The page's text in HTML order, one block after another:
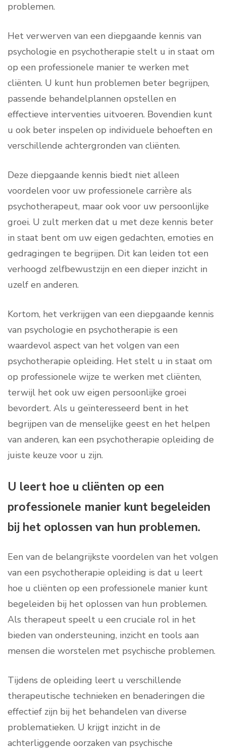
problemen.
Het verwerven van een diepgaande kennis van
psychologie en psychotherapie stelt u in staat om
op een professionele manier te werken met
cliënten. U kunt hun problemen beter begrijpen,
passende behandelplannen opstellen en
effectieve interventies uitvoeren. Bovendien kunt
u ook beter inspelen op individuele behoeften en
verschillende achtergronden van cliënten.
Deze diepgaande kennis biedt niet alleen
voordelen voor uw professionele carrière als
psychotherapeut, maar ook voor uw persoonlijke
groei. U zult merken dat u met deze kennis beter
in staat bent om uw eigen gedachten, emoties en
gedragingen te begrijpen. Dit kan leiden tot een
verhoogd zelfbewustzijn en een dieper inzicht in
uzelf en anderen.
Kortom, het verkrijgen van een diepgaande kennis
van psychologie en psychotherapie is een
waardevol aspect van het volgen van een
psychotherapie opleiding. Het stelt u in staat om
op professionele wijze te werken met cliënten,
terwijl het ook uw eigen persoonlijke groei
bevordert. Als u geïnteresseerd bent in het
begrijpen van de menselijke geest en het helpen
van anderen, kan een psychotherapie opleiding de
juiste keuze voor u zijn.
U leert hoe u cliënten op een
professionele manier kunt begeleiden
bij het oplossen van hun problemen.
Een van de belangrijkste voordelen van het volgen
van een psychotherapie opleiding is dat u leert
hoe u cliënten op een professionele manier kunt
begeleiden bij het oplossen van hun problemen.
Als therapeut speelt u een cruciale rol in het
bieden van ondersteuning, inzicht en tools aan
mensen die worstelen met psychische problemen.
Tijdens de opleiding leert u verschillende
therapeutische technieken en benaderingen die
effectief zijn bij het behandelen van diverse
problematieken. U krijgt inzicht in de
achterliggende oorzaken van psychische